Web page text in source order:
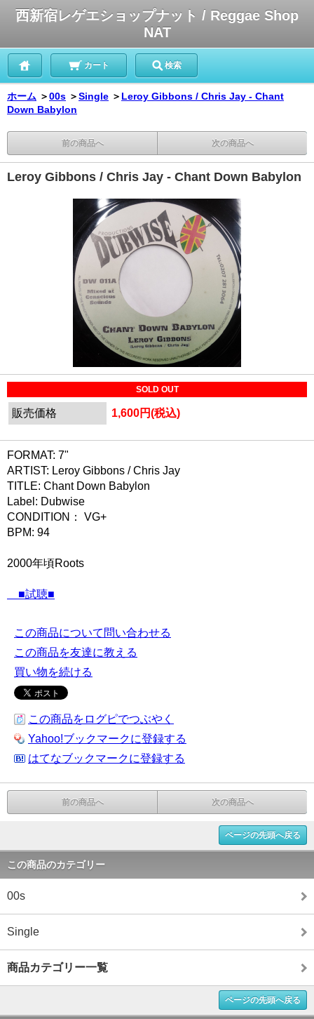
西新宿レゲエショップナット / Reggae Shop
NAT
カート 検索
ホーム ＞00s ＞Single ＞ Leroy Gibbons / Chris Jay - Chant
Down Babylon
前の商品へ 次の商品へ
Leroy Gibbons / Chris Jay - Chant Down Babylon
SOLD OUT
販売価格 1,600円(税込)
FORMAT: 7"
ARTIST: Leroy Gibbons / Chris Jay
TITLE: Chant Down Babylon
Label: Dubwise
CONDITION： VG+
BPM: 94
2000年頃Roots
■試聴■
この商品について問い合わせる
この商品を友達に教える
買い物を続ける
この商品をログピでつぶやく
Yahoo!ブックマークに登録する
はてなブックマークに登録する
前の商品へ 次の商品へ
ページの先頭へ戻る
この商品のカテゴリー
00s
Single
商品カテゴリー一覧
ページの先頭へ戻る